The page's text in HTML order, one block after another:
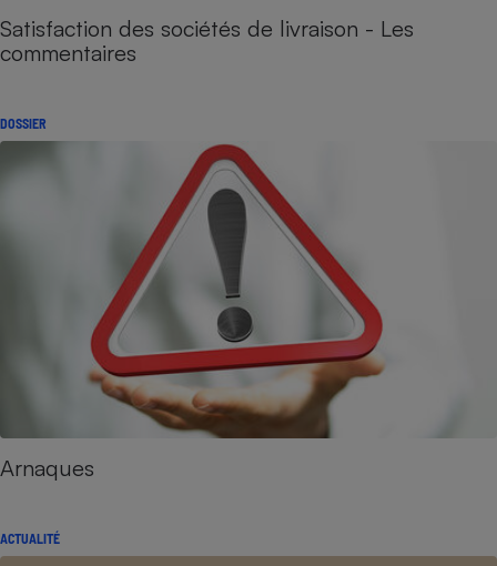
Satisfaction des sociétés de livraison - Les
commentaires
DOSSIER
Arnaques
ACTUALITÉ